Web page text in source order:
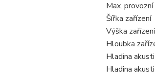
Max.
Šířka zařízení
Výška zařízení
Hloubka
Hladina
Hladina